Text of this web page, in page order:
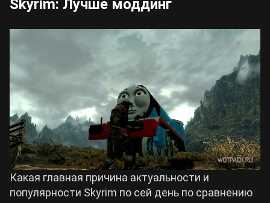
Skyrim: Лучше моддинг
Какая главная причина актуальности и
популярности Skyrim по сей день по сравнению